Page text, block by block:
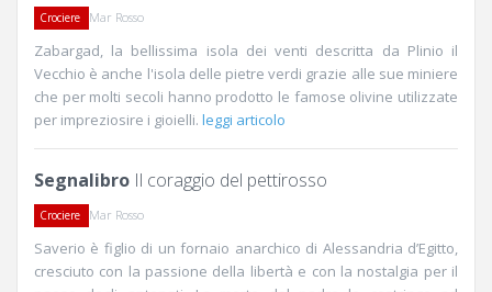
Crociere Mar Rosso
Zabargad, la bellissima isola dei venti descritta da Plinio il
Vecchio è anche l'isola delle pietre verdi grazie alle sue miniere
che per molti secoli hanno prodotto le famose olivine utilizzate
per impreziosire i gioielli. leggi articolo
Segnalibro Il coraggio del pettirosso
Crociere Mar Rosso
Saverio è figlio di un fornaio anarchico di Alessandria d’Egitto,
cresciuto con la passione della libertà e con la nostalgia per il